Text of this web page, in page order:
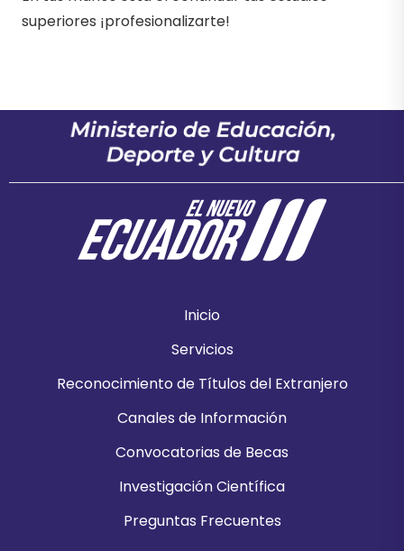
superiores ¡profesionalizarte!
Inicio
Servicios
Reconocimiento de Títulos del Extranjero
Canales de Información
Convocatorias de Becas
Investigación Científica
Preguntas Frecuentes